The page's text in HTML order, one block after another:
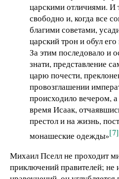
царскими отличиями. И
свободно и, когда все
благими советами,
царский трон и обул
За этим последовало и
знати, представление
царю почести,
провозглашении
происходило вечером,
время Исаак,
престол и на жизнь,
монашеские одежды»[7]
Михаил Пселл не проходит
приключений правителей; не